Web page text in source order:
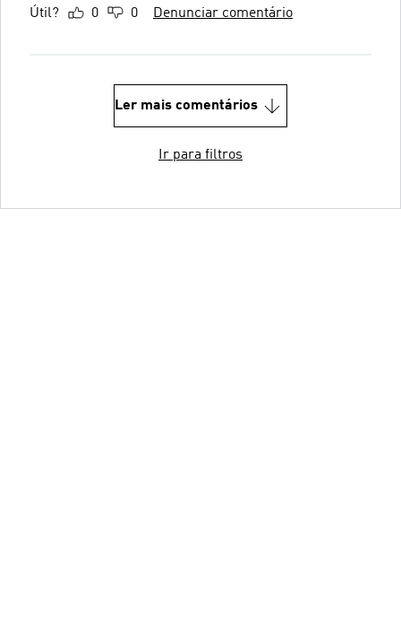
Útil? 0 0 Denunciar comentário
Ler mais comentários
Ir para filtros